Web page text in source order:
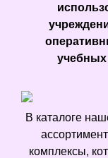
учебных
В каталоге
комплексы,